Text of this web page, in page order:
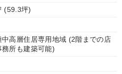
(59.3坪)
中高層住居専用地域 (2階までの店
務所も建築可能)